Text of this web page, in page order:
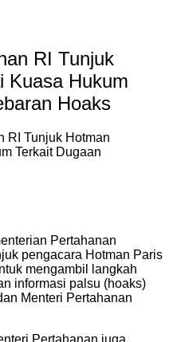
RI Tunjuk
Kuasa Hukum
Hoaks
Pertahanan
pengacara Hotman Paris
mengambil langkah
informasi palsu (hoaks)
Menteri Pertahanan
Pertahanan juga